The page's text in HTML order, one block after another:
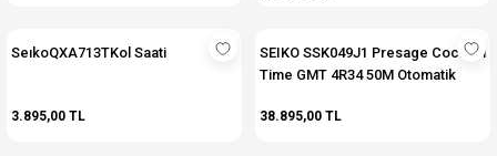
SeıkoQXA713TKol Saati
3.895,00 TL
SEIKO SSK049J1 Presage Cocktail
Time GMT 4R34 50M Otomatik
38.895,00 TL